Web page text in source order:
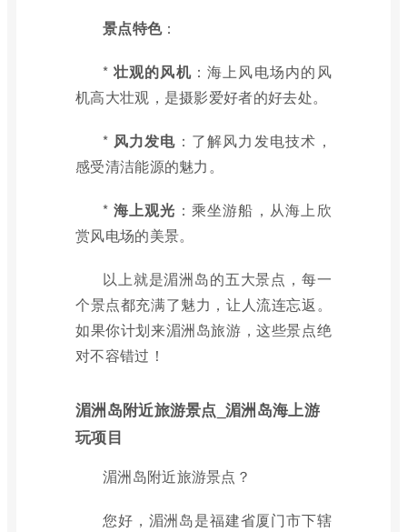
景点特色：
*壮观的风机：海上风电场内的风
机高大壮观，是摄影爱好者的好去处。
* 风力发电 ：了解风力发电技术，
感受清洁能源的魅力。
* 海上观光 ：乘坐游船，从海上欣
赏风电场的美景。
以上就是湄洲岛的五大景点，每一
个景点都充满了魅力，让人流连忘返。
如果你计划来湄洲岛旅游，这些景点绝
对不容错过！
湄洲岛附近旅游景点_湄洲岛海上游
玩项目
湄洲岛附近旅游景点？
您好，湄洲岛是福建省厦门市下辖